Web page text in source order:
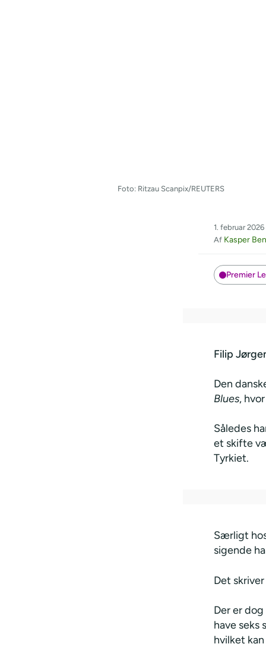
Foto: Ritzau Scanpix/REUTERS
1. februar 2026
Af Kasper
Premier
Filip
Den
Blues,
Således
et skifte
Tyrkiet.
Særligt
sigende
Det skriver
Der er
have seks
hvilket